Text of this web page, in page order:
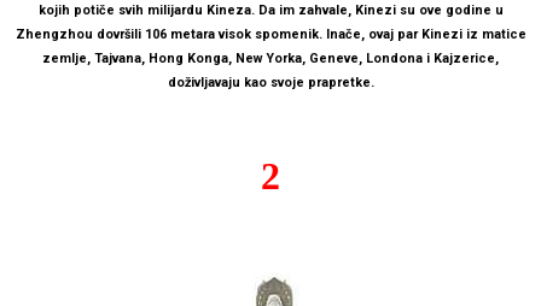
kojih potiče svih milijardu Kineza. Da im zahvale, Kinezi su ove godine u
Zhengzhou dovršili 106 metara visok spomenik. Inače, ovaj par Kinezi iz matice
zemlje, Tajvana, Hong Konga, New Yorka, Geneve, Londona i Kajzerice,
doživljavaju kao svoje prapretke.
2